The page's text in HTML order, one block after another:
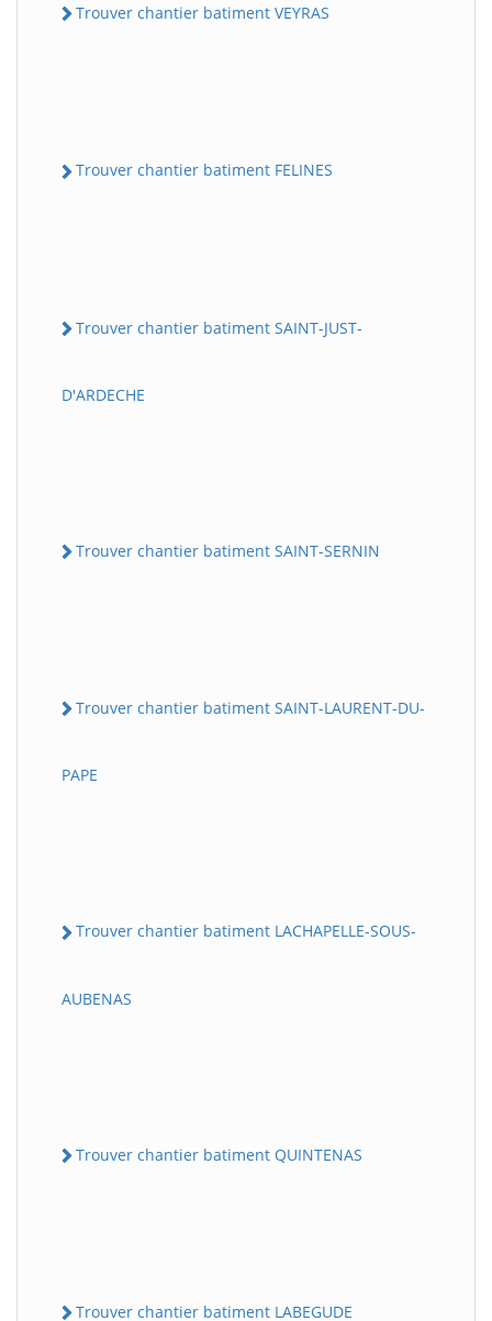
Trouver chantier batiment VEYRAS
Trouver chantier batiment FELINES
Trouver chantier batiment SAINT-JUST-
D'ARDECHE
Trouver chantier batiment SAINT-SERNIN
Trouver chantier batiment SAINT-LAURENT-DU-
PAPE
Trouver chantier batiment LACHAPELLE-SOUS-
AUBENAS
Trouver chantier batiment QUINTENAS
Trouver chantier batiment LABEGUDE